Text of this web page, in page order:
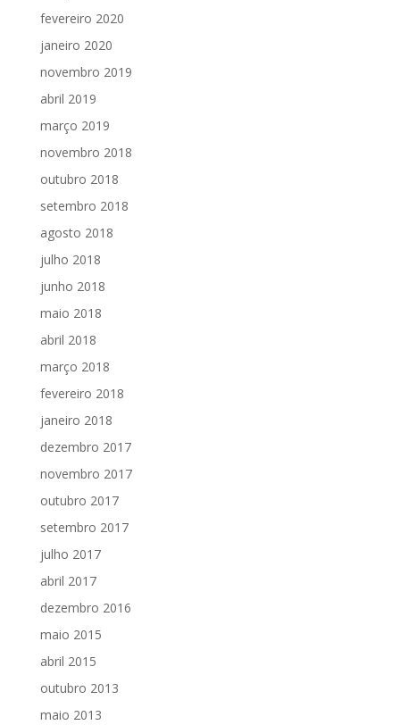
fevereiro 2020
janeiro 2020
novembro 2019
abril 2019
março 2019
novembro 2018
outubro 2018
setembro 2018
agosto 2018
julho 2018
junho 2018
maio 2018
abril 2018
março 2018
fevereiro 2018
janeiro 2018
dezembro 2017
novembro 2017
outubro 2017
setembro 2017
julho 2017
abril 2017
dezembro 2016
maio 2015
abril 2015
outubro 2013
maio 2013